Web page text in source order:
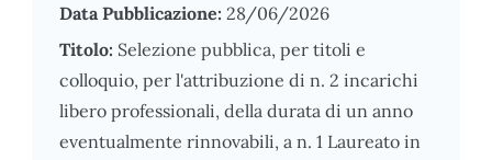
Data Pubblicazione: 28/06/2026
Titolo: Selezione pubblica, per titoli e
colloquio, per l'attribuzione di n. 2 incarichi
libero professionali, della durata di un anno
eventualmente rinnovabili, a n. 1 Laureato in